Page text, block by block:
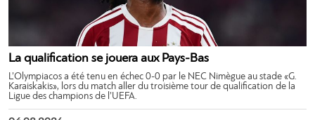
La qualification se jouera aux Pays-Bas
L’Olympiacos a été tenu en échec 0-0 par le NEC Nimègue au stade «G.
Karaiskakis», lors du match aller du troisième tour de qualification de la
Ligue des champions de l’UEFA.